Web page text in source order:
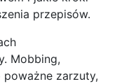
przepisów.
Mobbing,
zarzuty,